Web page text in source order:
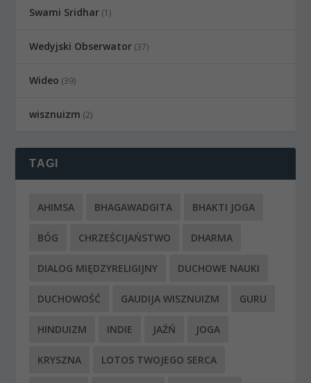
Swami Sridhar (1)
Wedyjski Obserwator (37)
Wideo (39)
wisznuizm (2)
TAGI
AHIMSA BHAGAWADGITA BHAKTI JOGA
BÓG CHRZEŚCIJAŃSTWO DHARMA
DIALOG MIĘDZYRELIGIJNY DUCHOWE NAUKI
DUCHOWOŚĆ GAUDIJA WISZNUIZM GURU
HINDUIZM INDIE JAŹŃ JOGA
KRYSZNA LOTOS TWOJEGO SERCA